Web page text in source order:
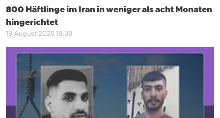
800 Häftlinge im Iran in weniger als acht Monaten
hingerichtet
19 August 2025 18:38